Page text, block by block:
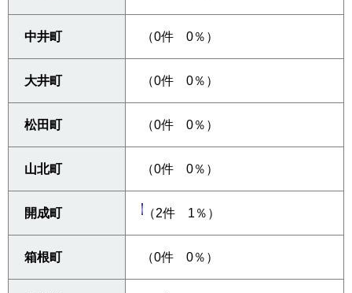
中井町 （0件 0％）
大井町 （0件 0％）
松田町 （0件 0％）
山北町 （0件 0％）
開成町 （2件 1％）
箱根町 （0件 0％）